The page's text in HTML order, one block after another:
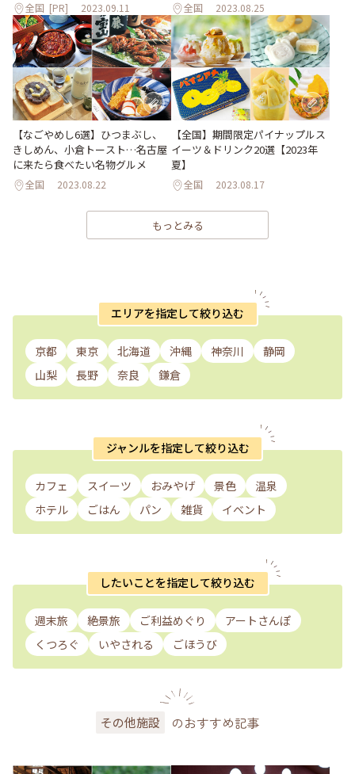
全国 [PR] 2023.09.11 全国 2023.08.25
【なごやめし6選】ひつまぶし、
きしめん、小倉トースト…名古屋
に来たら食べたい名物グルメ
全国 2023.08.22
【全国】期間限定パイナップルス
イーツ＆ドリンク20選【2023年
夏】
全国 2023.08.17
もっとみる
エリアを指定して絞り込む
京都 東京 北海道 沖縄 神奈川
静岡
山梨
長野 奈良 鎌倉
ジャンルを指定して絞り込む
カフェ スイーツ おみやげ 景色
温泉
ホテル
ごはん パン 雑貨 イベント
したいことを指定して絞り込む
週末旅 絶景旅 ご利益めぐり
アートさんぽ
くつろぐ
いやされる ごほうび
その他施設 のおすすめ記事